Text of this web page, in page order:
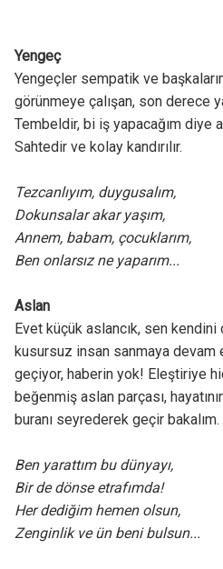
Yengeç
Yengeçler sempatik ve
görünmeye çalışan, son derece
Tembeldir, bi iş yapacağım diye
Sahtedir ve kolay kandırılır.
Tezcanlıyım, duygusalım,
Dokunsalar akar yaşım,
Annem, babam, çocuklarım,
Ben onlarsız ne yaparım...
Aslan
Evet küçük aslancık, sen
kusursuz insan sanmaya
geçiyor, haberin yok! Eleştiriye
beğenmiş aslan parçası,
buranı seyrederek geçir bakalım.
Ben yarattım bu dünyayı,
Bir de dönse etrafımda!
Her dediğim hemen olsun,
Zenginlik ve ün beni bulsun...